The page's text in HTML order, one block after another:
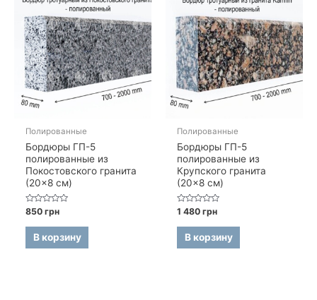
Полированные
Бордюры ГП-5
полированные из
Покостовского гранита
(20×8 см)
Оценка
из
850грн
В корзину
Полированные
Бордюры ГП-5
полированные из
Крупского гранита
(20×8 см)
Оценка
из
1 480грн
В корзину